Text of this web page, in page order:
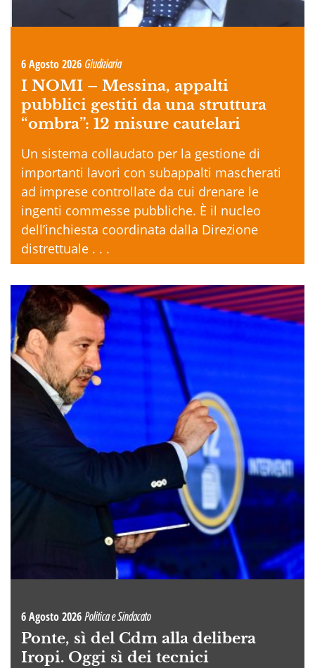
6 Agosto 2026 Giudiziaria
I NOMI – Messina, appalti
pubblici gestiti da una struttura
“ombra”: 12 misure cautelari
Un sistema collaudato per la gestione di
importanti lavori con subappalti mascherati
ad imprese controllate da cui drenare le
ingenti commesse pubbliche. È il nucleo
dell’inchiesta coordinata dalla Direzione
distrettuale . . .
6 Agosto 2026Politica e Sindacato
Ponte, sì del Cdm alla delibera
Iropi. Oggi sì dei tecnici